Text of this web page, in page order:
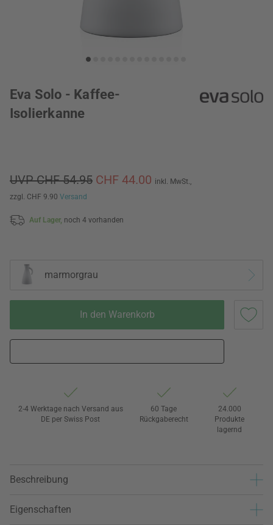
Eva Solo - Kaffee-
Isolierkanne
UVP CHF 54.95 CHF 44.00 inkl. MwSt.,
zzgl. CHF 9.90 Versand
Auf Lager, noch 4 vorhanden
marmorgrau
In den Warenkorb
2-4 Werktage nach Versand aus
DE per Swiss Post
60 Tage
Rückgaberecht
24.000
Produkte
lagernd
Beschreibung
Eigenschaften